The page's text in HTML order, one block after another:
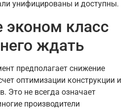
унифицированы и доступны.
эконом класс
ждать
предполагает снижение
оптимизации конструкции и
Это не всегда означает
производители